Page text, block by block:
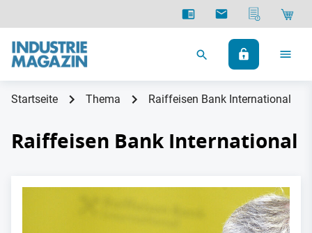
Startseite Thema Raiffeisen Bank International
Raiffeisen Bank International